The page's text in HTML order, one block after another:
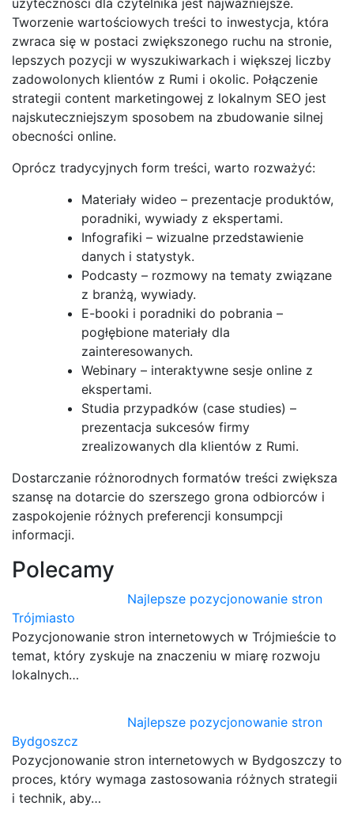
Tworzenie wartościowych treści to inwestycja, która
zwraca się w postaci zwiększonego ruchu na stronie,
lepszych pozycji w wyszukiwarkach i większej liczby
zadowolonych klientów z Rumi i okolic. Połączenie
strategii content marketingowej z lokalnym SEO jest
najskuteczniejszym sposobem na zbudowanie silnej
obecności online.
Oprócz tradycyjnych form treści, warto rozważyć:
Materiały wideo – prezentacje produktów,
poradniki, wywiady z ekspertami.
Infografiki – wizualne przedstawienie
danych i statystyk.
Podcasty – rozmowy na tematy związane
z branżą, wywiady.
E-booki i poradniki do pobrania –
pogłębione materiały dla
zainteresowanych.
Webinary – interaktywne sesje online z
ekspertami.
Studia przypadków (case studies) –
prezentacja sukcesów firmy
zrealizowanych dla klientów z Rumi.
Dostarczanie różnorodnych formatów treści zwiększa
szansę na dotarcie do szerszego grona odbiorców i
zaspokojenie różnych preferencji konsumpcji
informacji.
Polecamy
Najlepsze pozycjonowanie stron
Trójmiasto
Pozycjonowanie stron internetowych w Trójmieście to
temat, który zyskuje na znaczeniu w miarę rozwoju
lokalnych…
Najlepsze pozycjonowanie stron
Bydgoszcz
Pozycjonowanie stron internetowych w Bydgoszczy to
proces, który wymaga zastosowania różnych strategii
i technik, aby…